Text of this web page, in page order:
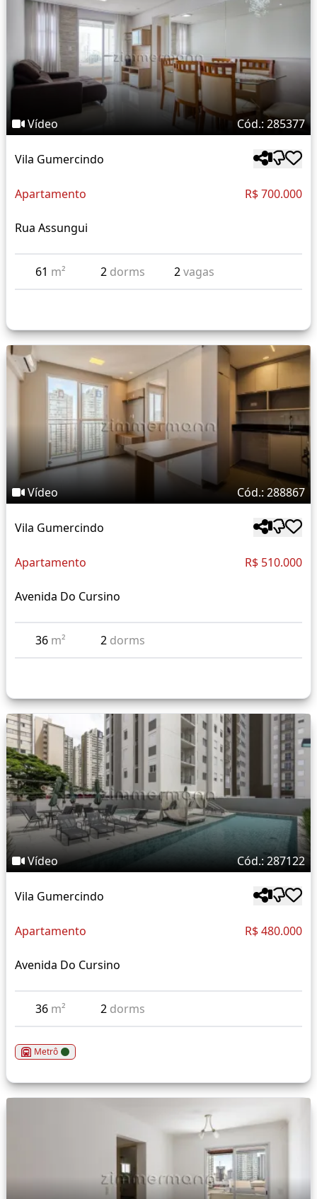
Vídeo Cód.: 285377
Vila Gumercindo
Apartamento R$ 700.000
Rua Assungui
61 m² 2 dorms 2vagas
Vídeo Cód.: 288867
Vila Gumercindo
Apartamento R$ 510.000
Avenida Do Cursino
36 m² 2 dorms
Vídeo Cód.: 287122
Vila Gumercindo
Apartamento R$ 480.000
Avenida Do Cursino
36 m² 2 dorms
Metrô